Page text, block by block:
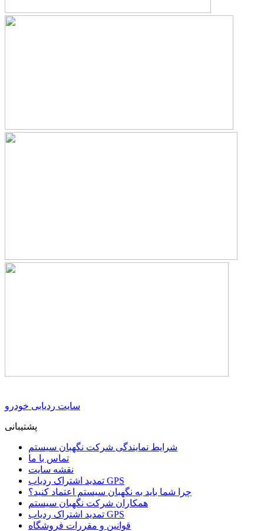
سایت ردیابی خودرو
پشتیبانی
شرایط نمایندگی شرکت نگهبان سیستم
تماس با ما
نقشه سایت
تمدید اشتراک ردیاب GPS
چرا شما باید به نگهبان سیستم اعتماد کنید؟
همکاران شرکت نگهبان سیستم
تمدید اشتراک ردیاب GPS
قوانین و مقررات فروشگاه